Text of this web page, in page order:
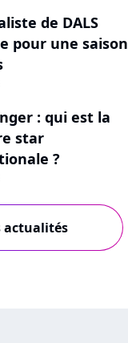
de DALS
pour une saison
: qui est la
star
?
actualités